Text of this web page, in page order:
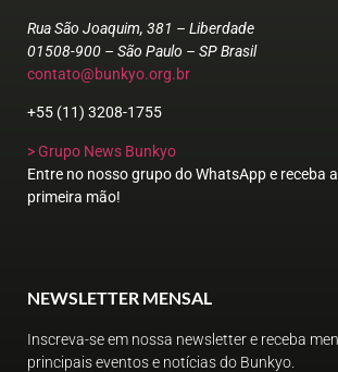
Rua São Joaquim, 381 – Liberdade
01508-900 – São Paulo – SP Brasil
contato@bunkyo.org.br
+55 (11) 3208-1755
> Grupo News Bunkyo
Entre no nosso grupo do WhatsApp e receba
primeira mão!
NEWSLETTER MENSAL
Inscreva-se em nossa newsletter e receba
principais eventos e notícias do Bunkyo.